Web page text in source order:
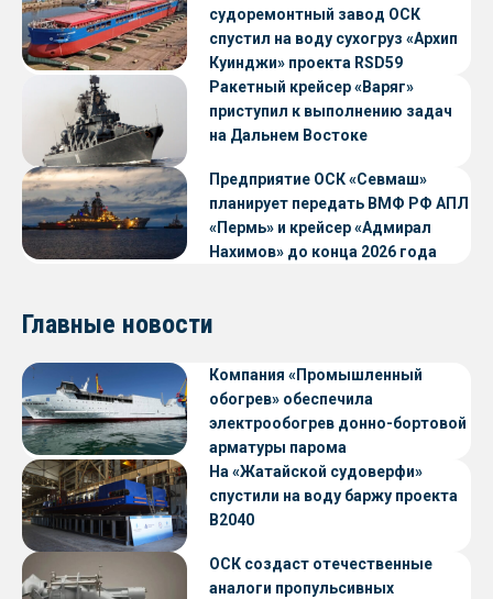
судоремонтный завод ОСК
спустил на воду сухогруз «Архип
Куинджи» проекта RSD59
Ракетный крейсер «Варяг»
приступил к выполнению задач
на Дальнем Востоке
Предприятие ОСК «Севмаш»
планирует передать ВМФ РФ АПЛ
«Пермь» и крейсер «Адмирал
Нахимов» до конца 2026 года
Главные новости
Компания «Промышленный
обогрев» обеспечила
электрообогрев донно-бортовой
арматуры парома
«Петропавловск» проекта CNF22
На «Жатайской судоверфи»
спустили на воду баржу проекта
В2040
ОСК создаст отечественные
аналоги пропульсивных